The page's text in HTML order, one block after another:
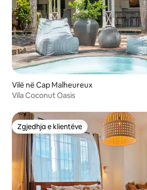
Vilë në Cap Malheureux
Vila Coconut Oasis
Zgjedhja e klientëve
Zgjedhja e klientëve